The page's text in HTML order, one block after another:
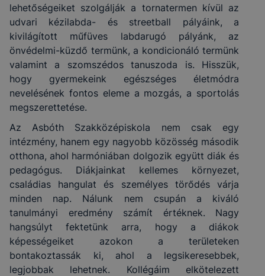
lehetőségeiket szolgálják a tornatermen kívül az
udvari kézilabda- és streetball pályáink, a
kivilágított műfüves labdarugó pályánk, az
önvédelmi-küzdő termünk, a kondicionáló termünk
valamint a szomszédos tanuszoda is. Hisszük,
hogy gyermekeink egészséges életmódra
nevelésének fontos eleme a mozgás, a sportolás
megszerettetése.
Az Asbóth Szakközépiskola nem csak egy
intézmény, hanem egy nagyobb közösség második
otthona, ahol harmóniában dolgozik együtt diák és
pedagógus. Diákjainkat kellemes környezet,
családias hangulat és személyes törődés várja
minden nap. Nálunk nem csupán a kiváló
tanulmányi eredmény számít értéknek. Nagy
hangsúlyt fektetünk arra, hogy a diákok
képességeiket azokon a területeken
bontakoztassák ki, ahol a legsikeresebbek,
legjobbak lehetnek. Kollégáim elkötelezett